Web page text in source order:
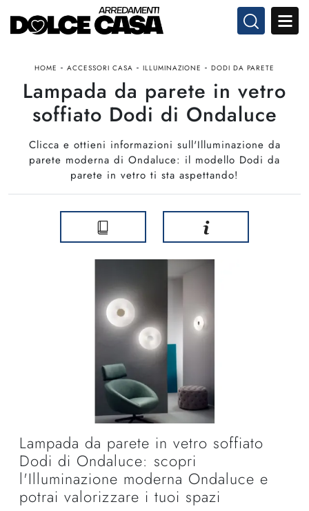
HOME - ACCESSORI CASA - ILLUMINAZIONE - DODI DA PARETE
Lampada da parete in vetro
soffiato Dodi di Ondaluce
Clicca e ottieni informazioni sull'Illuminazione da
parete moderna di Ondaluce: il modello Dodi da
parete in vetro ti sta aspettando!
Lampada da parete in vetro soffiato
Dodi di Ondaluce: scopri
l'Illuminazione moderna Ondaluce e
potrai valorizzare i tuoi spazi